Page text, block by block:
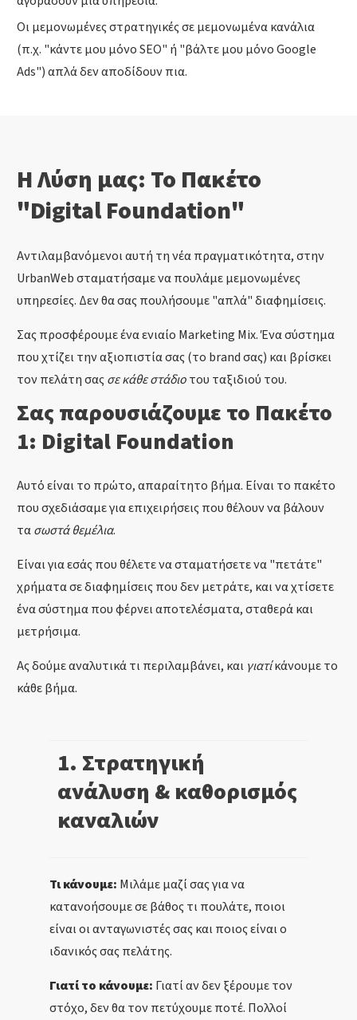
Οι μεμονωμένες στρατηγικές σε μεμονωμένα κανάλια
(π.χ. "κάντε μου μόνο SEO" ή "βάλτε μου μόνο Google
Ads") απλά δεν αποδίδουν πια.
Η Λύση μας: Το Πακέτο
"Digital Foundation"
Αντιλαμβανόμενοι αυτή τη νέα πραγματικότητα, στην
UrbanWeb σταματήσαμε να πουλάμε μεμονωμένες
υπηρεσίες. Δεν θα σας πουλήσουμε "απλά" διαφημίσεις.
Σας προσφέρουμε ένα ενιαίο Marketing Mix. Ένα σύστημα
που χτίζει την αξιοπιστία σας (το brand σας) και βρίσκει
τον πελάτη σαςσε κάθε στάδιοτου ταξιδιού του.
Σας παρουσιάζουμε το Πακέτο
1: Digital Foundation
Αυτό είναι το πρώτο, απαραίτητο βήμα. Είναι το πακέτο
που σχεδιάσαμε για επιχειρήσεις που θέλουν να βάλουν
τασωστά θεμέλια.
Είναι για εσάς που θέλετε να σταματήσετε να "πετάτε"
χρήματα σε διαφημίσεις που δεν μετράτε, και να χτίσετε
ένα σύστημα που φέρνει αποτελέσματα, σταθερά και
μετρήσιμα.
Ας δούμε αναλυτικά τι περιλαμβάνει, και γιατίκάνουμε το
κάθε βήμα.
1. Στρατηγική
ανάλυση & καθορισμός
καναλιών
Τι κάνουμε: Μιλάμε μαζί σας για να
κατανοήσουμε σε βάθος τι πουλάτε, ποιοι
είναι οι ανταγωνιστές σας και ποιος είναι ο
ιδανικός σας πελάτης.
Γιατί το κάνουμε: Γιατί αν δεν ξέρουμε τον
στόχο, δεν θα τον πετύχουμε ποτέ. Πολλοί